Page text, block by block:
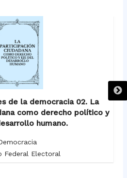
de la democracia 02. La
como derecho político y
humano.
Federal Electoral